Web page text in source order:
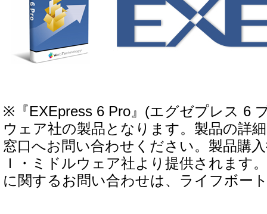
※『EXEpress 6 Pro』(エグゼプレス 6
ウェア社の製品となります。製品の詳
窓口へお問い合わせください。製品購
Ｉ・ミドルウェア社より提供されます
に関するお問い合わせは、ライフボー